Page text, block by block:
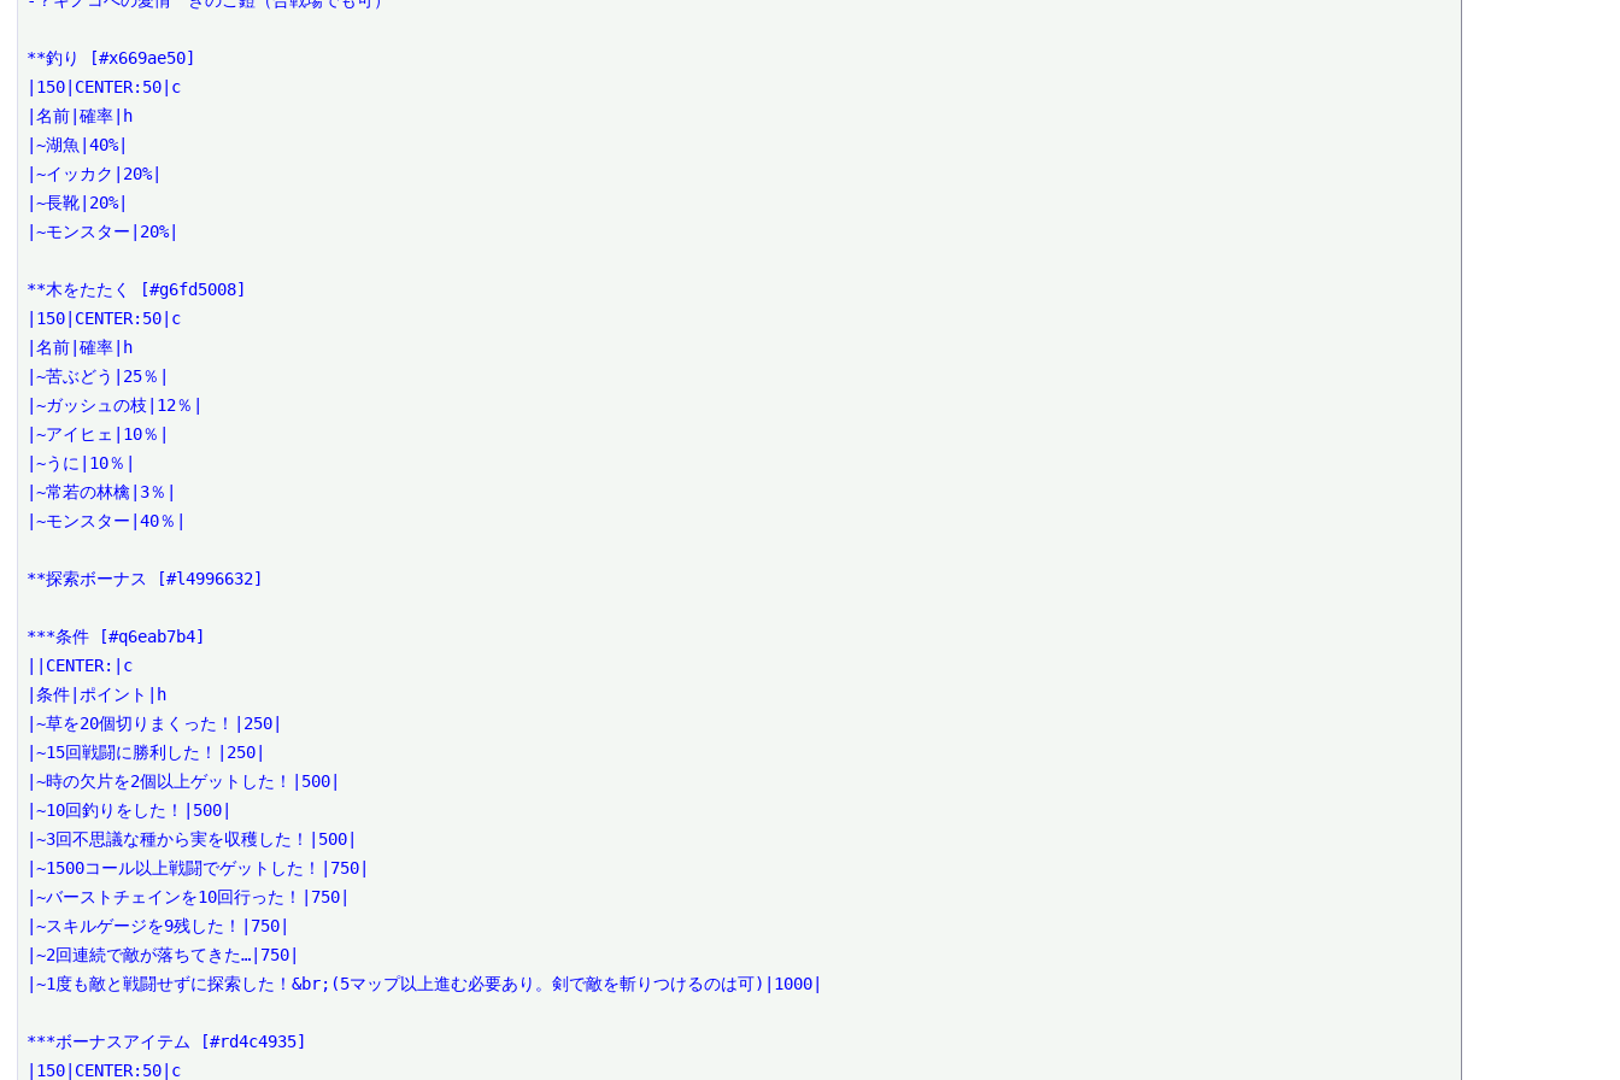
**釣り [#x669ae50]
|150|CENTER:50|c
|名前|確率|h
|~湖魚|40%|
|~イッカク|20%|
|~長靴|20%|
|~モンスター|20%|
**木をたたく [#g6fd5008]
|150|CENTER:50|c
|名前|確率|h
|~苦ぶどう|25％|
|~ガッシュの枝|12％|
|~アイヒェ|10％|
|~うに|10％|
|~常若の林檎|3％|
|~モンスター|40％|
**探索ボーナス [#l4996632]
***条件 [#q6eab7b4]
||CENTER:|c
|条件|ポイント|h
|~草を20個切りまくった！|250|
|~15回戦闘に勝利した！|250|
|~時の欠片を2個以上ゲットした！|500|
|~10回釣りをした！|500|
|~3回不思議な種から実を収穫した！|500|
|~1500コール以上戦闘でゲットした！|750|
|~バーストチェインを10回行った！|750|
|~スキルゲージを9残した！|750|
|~2回連続で敵が落ちてきた…|750|
|~1度も敵と戦闘せずに探索した！&br;(5マップ以上進む必要あり。剣で敵を斬りつけるのは可)|1000|
***ボーナスアイテム [#rd4c4935]
|150|CENTER:50|c